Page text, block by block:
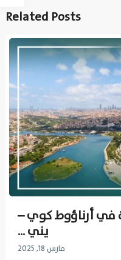
Related Posts
في أرناؤوط كوي –
يني ...
مارس 18, 2025